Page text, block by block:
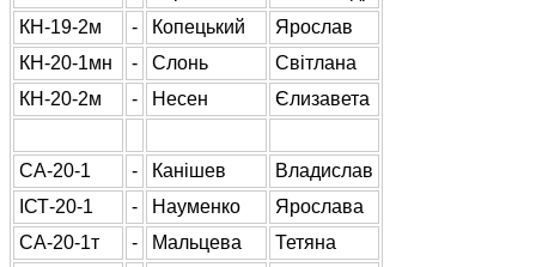
КН-19-2м
- Копецький
Ярослав
КН-20-1мн
- Слонь
Світлана
КН-20-2м
- Несен Єлизавета
СА-20-1 - Канішев
Владислав
ІСТ-20-1
- Науменко
Ярослава
СА-20-1т
- Мальцева
Тетяна